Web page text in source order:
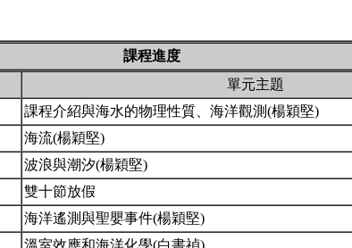
課程進度
單元主題
課程介紹與海水的物理性質、海洋觀測(楊穎堅)
海流(楊穎堅)
波浪與潮汐(楊穎堅)
雙十節放假
海洋遙測與聖嬰事件(楊穎堅)
溫室效應和海洋化學(白書禎)